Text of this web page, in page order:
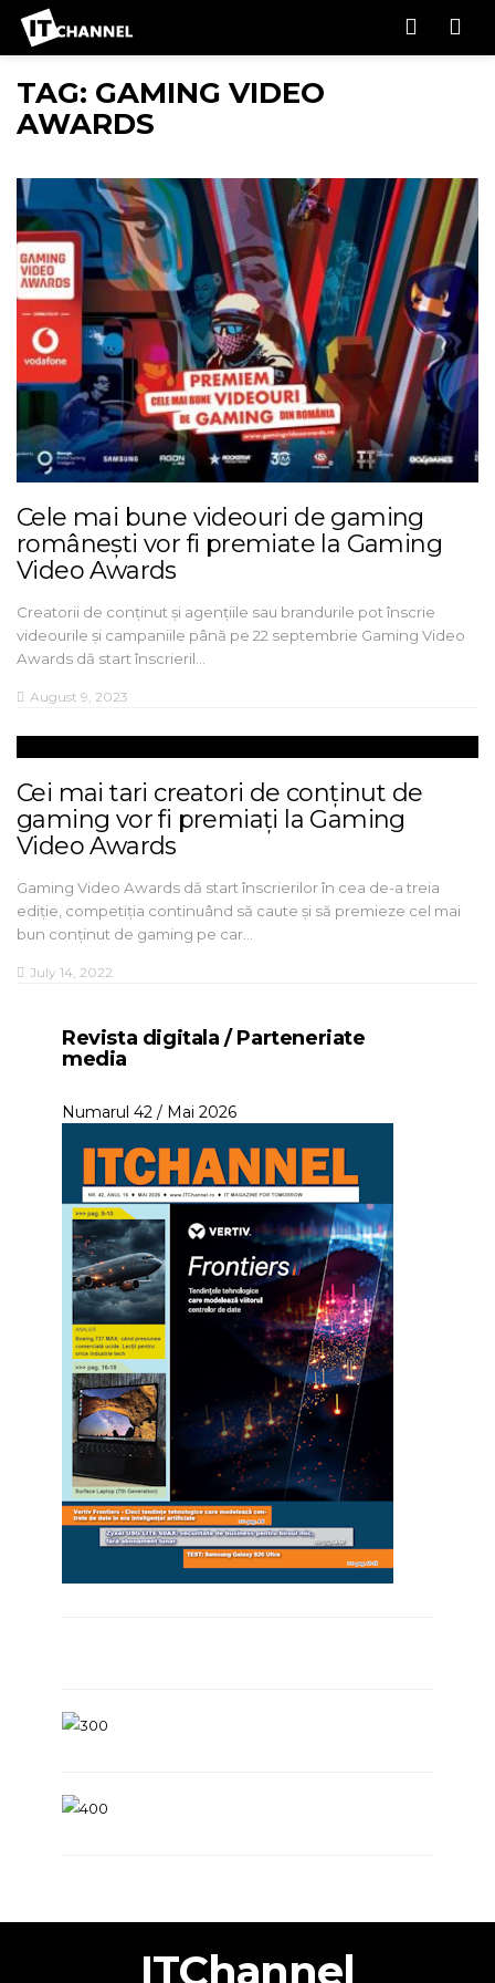
TAG: GAMING VIDEO
AWARDS
Cele mai bune videouri de gaming
românești vor fi premiate la Gaming
Video Awards
Creatorii de conținut și agențiile sau brandurile pot înscrie
videourile și campaniile până pe 22 septembrie Gaming Video
Awards dă start înscrieril…
August 9, 2023
Cei mai tari creatori de conținut de
gaming vor fi premiați la Gaming
Video Awards
Gaming Video Awards dă start înscrierilor în cea de-a treia
ediție, competiția continuând să caute și să premieze cel mai
bun conținut de gaming pe car…
July 14, 2022
Revista digitala / Parteneriate
media
Numarul 42 / Mai 2026
ITChannel